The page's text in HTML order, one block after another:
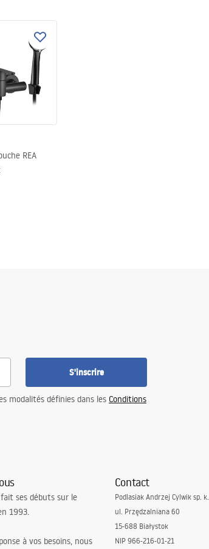
REA
S'inscrire
modalités définies dans les Conditions
ses débuts sur le
1993.
à vos besoins, nous
Contact
Podlasiak Andrzej Cylwik sp. k.
ul. Przędzalniana 60
15-688 Białystok
NIP 966-216-01-21